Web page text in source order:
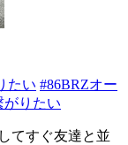
たい #86BRZオー
がりたい
てすぐ友達と並